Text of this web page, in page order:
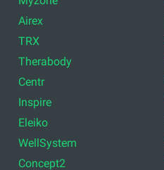
Airex
TRX
Therabody
Centr
Inspire
Eleiko
WellSystem
Concept2